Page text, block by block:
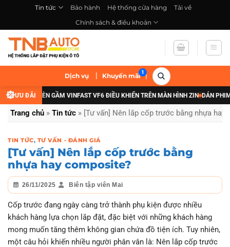
nội
dung
Tin tức Bảo hành Hệ thống cửa hàng
Tải về
Chính sách & điều khoản
Dịch vụ | Khuyến mãi |
ƯU ĐÃI
CẤP ĐÈN GẦM VINFAST VF6 ĐIỀU KHIỂN TRÊN MÀN HÌNH ZIN DÁN PHIM
Trang chủ » Tin tức » [Tư vấn] Nên lắp cốp trước bằng nhựa hay
TIN TỨC, TƯ VẤN - ĐÁNH GIÁ
[Tư vấn] Nên lắp cốp trước bằng
nhựa hay composite?
26/11/2025 Biên tập viên Mai
Cốp trước đang ngày càng trở thành phụ kiện được nhiều
khách hàng lựa chọn lắp đặt, đặc biệt với những khách hàng
mong muốn tăng thêm không gian chứa đồ tiện ích. Tuy nhiên,
một câu hỏi khiến nhiều người phân vân là: Nên lắp cốp trước